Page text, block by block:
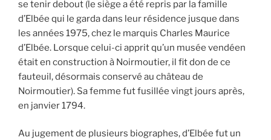
se tenir debout (le siège a été repris par la famille
d’Elbée qui le garda dans leur résidence jusque dans
les années 1975, chez le marquis Charles Maurice
d’Elbée. Lorsque celui-ci apprit qu’un musée vendéen
était en construction à Noirmoutier, il fit don de ce
fauteuil, désormais conservé au château de
Noirmoutier). Sa femme fut fusillée vingt jours après,
en janvier 1794.
Au jugement de plusieurs biographes, d’Elbée fut un